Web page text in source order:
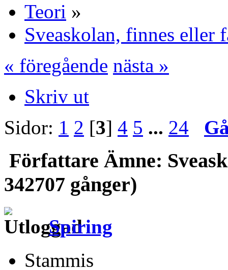
Teori »
Sveaskolan, finnes eller
« föregående nästa »
Skriv ut
Sidor: 1 2 [3] 4 5 ... 24
Författare Ämne:
342707 gånger)
Spiring
Stammis